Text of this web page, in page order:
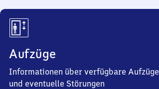
Aufzüge
Informationen über verfügbare Aufzüge
und eventuelle Störungen